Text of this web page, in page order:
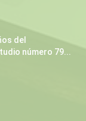
del
número 79...